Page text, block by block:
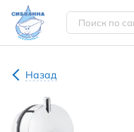
Назад